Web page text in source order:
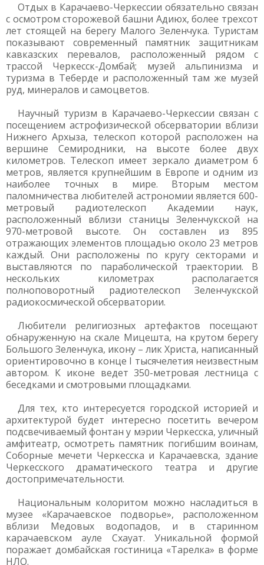
Отдых в Карачаево-Черкессии обязательно связан
с осмотром сторожевой башни Адиюх, более трехсот
лет стоящей на берегу Малого Зеленчука. Туристам
показывают современный памятник защитникам
кавказских перевалов, расположенный рядом с
трассой Черкесск-Домбай; музей альпинизма и
туризма в Теберде и расположенный там же музей
руд, минералов и самоцветов.
Научный туризм в Карачаево-Черкессии связан с
посещением астрофизической обсерватории вблизи
Нижнего Архыза, телескоп которой расположен на
вершине Семиродники, на высоте более двух
километров. Телескоп имеет зеркало диаметром 6
метров, является крупнейшим в Европе и одним из
наиболее точных в мире. Вторым местом
паломничества любителей астрономии является 600-
метровый радиотелескоп Академии наук,
расположенный вблизи станицы Зеленчукской на
970-метровой высоте. Он составлен из 895
отражающих элементов площадью около 23 метров
каждый. Они расположены по кругу секторами и
выставляются по параболической траектории. В
нескольких километрах располагается
полноповоротный радиотелескоп Зеленчукской
радиокосмической обсерватории.
Любители религиозных артефактов посещают
обнаруженную на скале Мицешта, на крутом берегу
Большого Зеленчука, икону – лик Христа, написанный
ориентировочно в конце I тысячелетия неизвестным
автором. К иконе ведет 350-метровая лестница с
беседками и смотровыми площадками.
Для тех, кто интересуется городской историей и
архитектурой будет интересно посетить вечером
подсвечиваемый фонтан у мэрии Черкесска, уличный
амфитеатр, осмотреть памятник погибшим воинам,
Соборные мечети Черкесска и Карачаевска, здание
Черкесского драматического театра и другие
достопримечательности.
Национальным колоритом можно насладиться в
музее «Карачаевское подворье», расположенном
вблизи Медовых водопадов, и в старинном
карачаевском ауле Схауат. Уникальной формой
поражает домбайская гостиница «Тарелка» в форме
НЛО.